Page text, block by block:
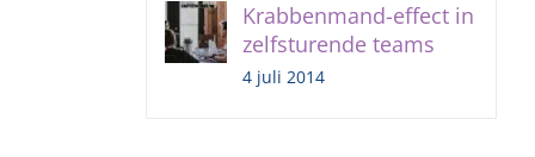
Krabbenmand-effect in
zelfsturende teams
4 juli 2014